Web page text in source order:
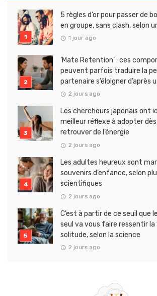
5 règles d’or pour passer de
en groupe, sans clash, selon
1 jour ago
‘Mate Retention’ : ces
peuvent parfois traduire la
partenaire s’éloigner d’après
2 jours ago
Les chercheurs japonais ont
meilleur réflexe à adopter
retrouver de l’énergie
2 jours ago
Les adultes heureux sont
souvenirs d’enfance, selon
scientifiques
2 jours ago
C’est à partir de ce seuil que
seul va vous faire ressentir
solitude, selon la science
2 jours ago